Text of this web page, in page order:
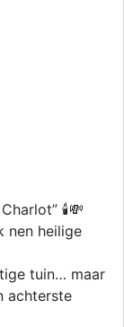
🕯️💸
nen heilige
tuin… maar
achterste